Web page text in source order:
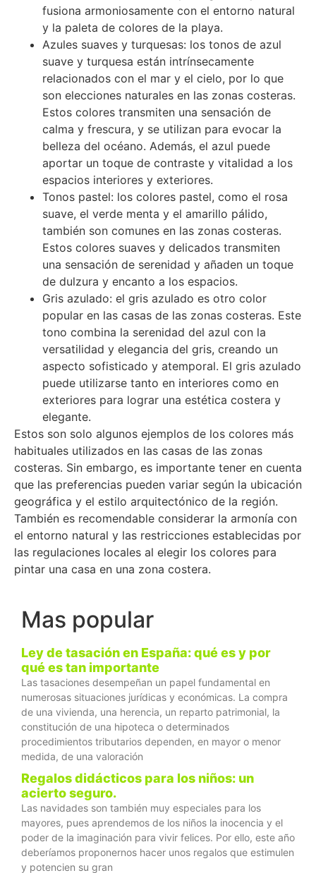
fusiona armoniosamente con el entorno natural
y la paleta de colores de la playa.
Azules suaves y turquesas: los tonos de azul
suave y turquesa están intrínsecamente
relacionados con el mar y el cielo, por lo que
son elecciones naturales en las zonas costeras.
Estos colores transmiten una sensación de
calma y frescura, y se utilizan para evocar la
belleza del océano. Además, el azul puede
aportar un toque de contraste y vitalidad a los
espacios interiores y exteriores.
Tonos pastel: los colores pastel, como el rosa
suave, el verde menta y el amarillo pálido,
también son comunes en las zonas costeras.
Estos colores suaves y delicados transmiten
una sensación de serenidad y añaden un toque
de dulzura y encanto a los espacios.
Gris azulado: el gris azulado es otro color
popular en las casas de las zonas costeras. Este
tono combina la serenidad del azul con la
versatilidad y elegancia del gris, creando un
aspecto sofisticado y atemporal. El gris azulado
puede utilizarse tanto en interiores como en
exteriores para lograr una estética costera y
elegante.
Estos son solo algunos ejemplos de los colores más
habituales utilizados en las casas de las zonas
costeras. Sin embargo, es importante tener en cuenta
que las preferencias pueden variar según la ubicación
geográfica y el estilo arquitectónico de la región.
También es recomendable considerar la armonía con
el entorno natural y las restricciones establecidas por
las regulaciones locales al elegir los colores para
pintar una casa en una zona costera.
Mas popular
Ley de tasación en España: qué es y por
qué es tan importante
Las tasaciones desempeñan un papel fundamental en
numerosas situaciones jurídicas y económicas. La compra
de una vivienda, una herencia, un reparto patrimonial, la
constitución de una hipoteca o determinados
procedimientos tributarios dependen, en mayor o menor
medida, de una valoración
Regalos didácticos para los niños: un
acierto seguro.
Las navidades son también muy especiales para los
mayores, pues aprendemos de los niños la inocencia y el
poder de la imaginación para vivir felices. Por ello, este año
deberíamos proponernos hacer unos regalos que estimulen
y potencien su gran